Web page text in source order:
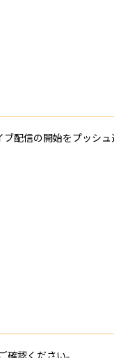
配信の開始をプッシュ